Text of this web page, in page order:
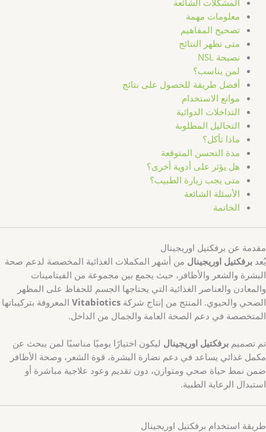
المشكلات الشائعة
معلومات مهمة
تصحيح المفاهيم
متى تظهر النتائج
نصيحة NSL
لمن يناسب؟
أفضل طريقة للحصول على نتائج
موانع الاستخدام
التداخلات الدوائية
التحاليل المطلوبة
ماذا تأكل؟
مدة التحسن المتوقعة
هل يؤثر على أدوية أخرى؟
متى يجب زيارة الطبيب؟
الأسئلة الشائعة
الخاتمة
مقدمة عن برفكتيل اوريجينال
يُعد برفكتيل اوريجينال من أشهر المكملات الغذائية المخصصة لدعم صحة
البشرة والشعر والأظافر، حيث يجمع بين مجموعة من الفيتامينات
والمعادن والعناصر الغذائية التي يحتاجها الجسم للحفاظ على المظهر
الصحي والحيوي. المنتج من إنتاج شركة Vitabiotics المعروفة بتركيباتها
المتخصصة في دعم الصحة العامة والجمال من الداخل.
تم تصميم برفكتيل اوريجينال ليكون اختيارًا يوميًا مناسبًا لمن يبحث عن
مكمل غذائي يساعد في دعم نضارة البشرة، قوة الشعر، وصحة الأظافر
ضمن نمط حياة صحي ومتوازن، دون تقديم وعود علاجية مباشرة أو
استبدال الرعاية الطبية.
طريقة استخدام برفكتيل اوريجينال